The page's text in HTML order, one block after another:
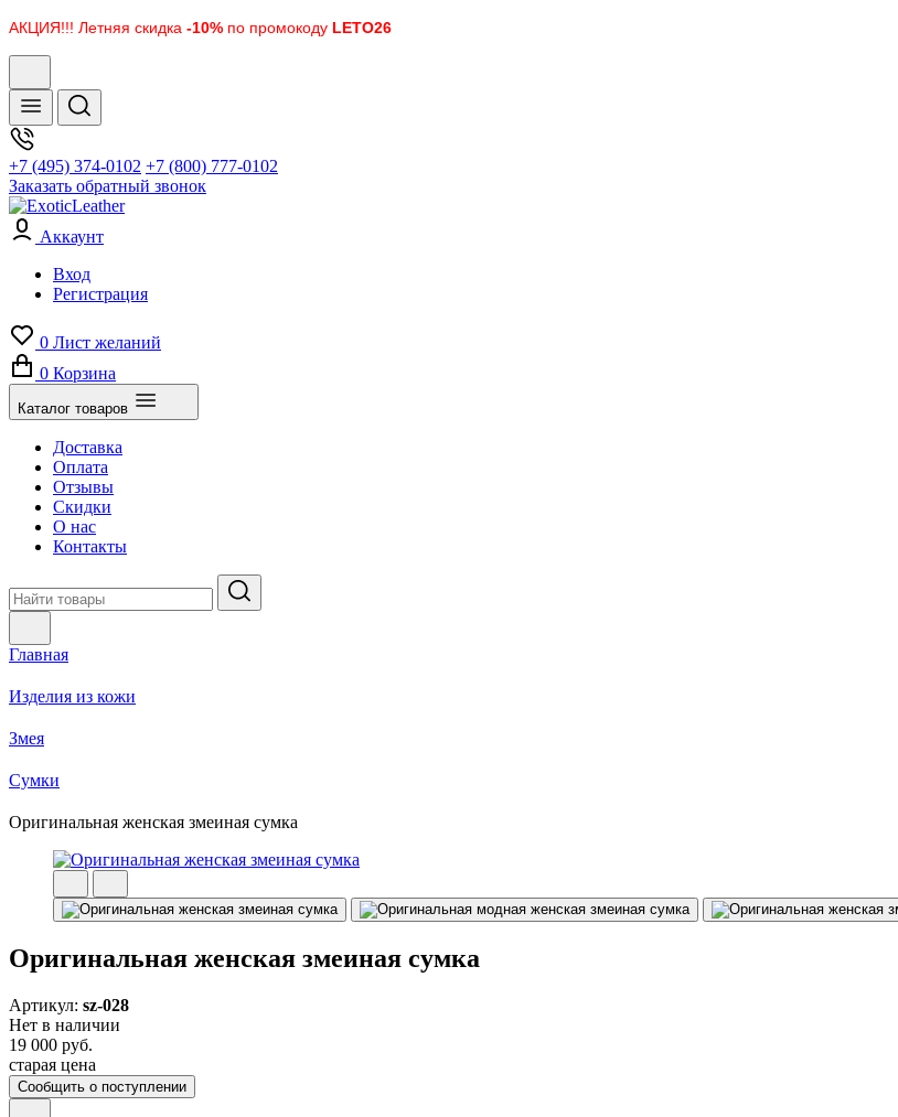
АКЦИЯ!!! Летняя скидка -10% по промокоду LETO26
+7 (495) 374-0102 +7 (800) 777-0102
Заказать обратный звонок
Аккаунт
Вход
Регистрация
0 Лист желаний
0 Корзина
Каталог товаров
Доставка
Оплата
Отзывы
Скидки
О нас
Контакты
Главная
Изделия из кожи
Змея
Сумки
Оригинальная женская змеиная сумка
Оригинальная женская змеиная сумка
Артикул: sz-028
Нет в наличии
19 000 руб.
старая цена
Сообщить о поступлении